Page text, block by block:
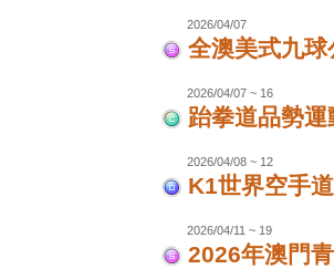
2026/04/07
全澳美式九球
2026/04/07 ~ 16
跆拳道品勢
2026/04/08 ~ 12
K1世界空手
2026/04/11 ~ 19
2026年澳門